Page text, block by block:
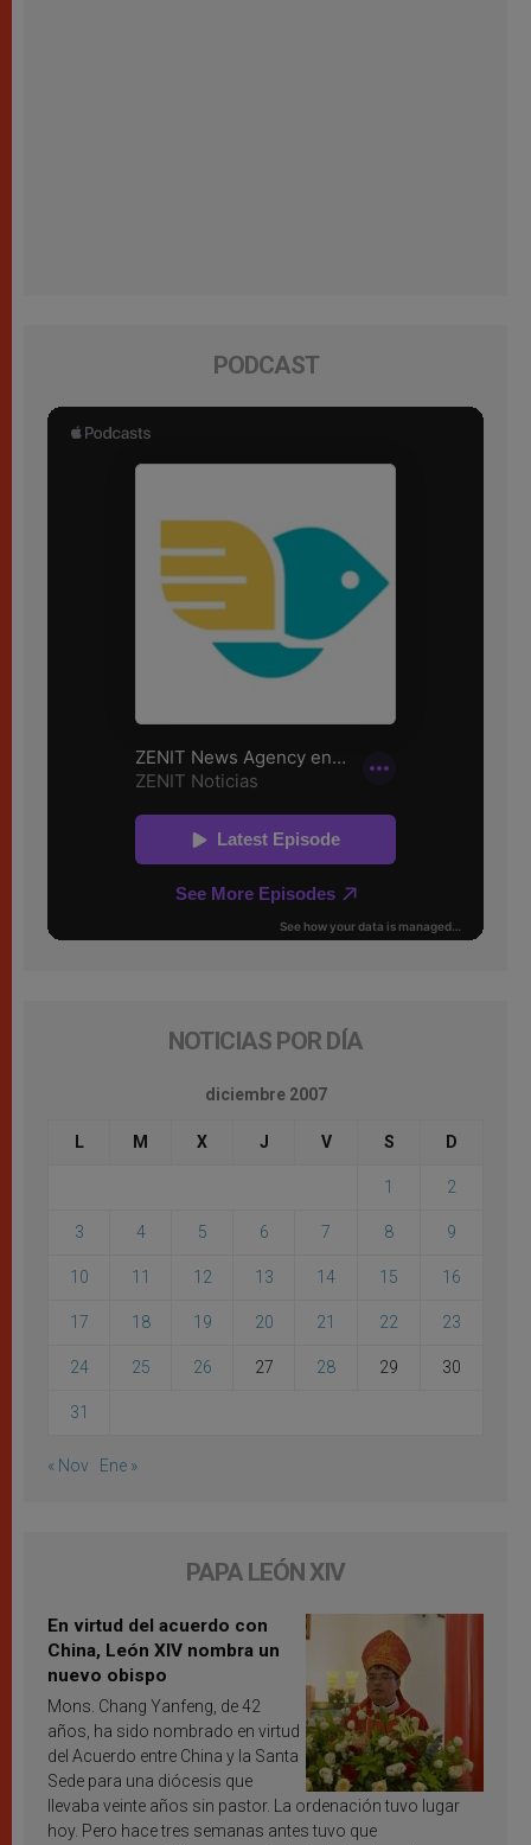
PODCAST
NOTICIAS POR DÍA
diciembre 2007
L M X J V S D
1 2
3 4 5 6 7 8 9
10 11 12 13 14 15 16
17 18 19 20 21 22 23
24 25 26 27 28 29 30
31
« Nov Ene »
PAPA LEÓN XIV
En virtud del acuerdo con
China, León XIV nombra un
nuevo obispo
Mons. Chang Yanfeng, de 42
años, ha sido nombrado en virtud
del Acuerdo entre China y la Santa
Sede para una diócesis que
llevaba veinte años sin pastor. La ordenación tuvo lugar
hoy. Pero hace tres semanas antes tuvo que